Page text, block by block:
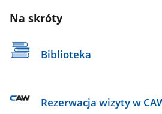
Na skróty
Biblioteka
Rezerwacja wizyty w